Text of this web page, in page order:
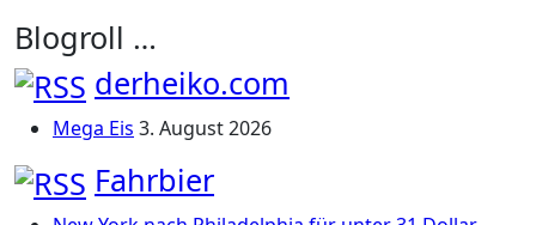
Blogroll …
derheiko.com
Mega Eis 3. August 2026
Fahrbier